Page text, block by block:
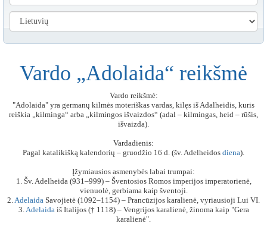
Vardo „Adolaida“ reikšmė
Vardo reikšmė:
"Adolaida" yra germanų kilmės moteriškas vardas, kilęs iš Adalheidis, kuris
reiškia „kilminga“ arba „kilmingos išvaizdos“ (adal – kilmingas, heid – rūšis,
išvaizda).
Vardadienis:
Pagal katalikišką kalendorių – gruodžio 16 d. (šv. Adelheidos diena).
Įžymiausios asmenybės labai trumpai:
1. Šv. Adelheida (931–999) – Šventosios Romos imperijos imperatorienė,
vienuolė, gerbiama kaip šventoji.
2.Adelaida Savojietė (1092–1154) – Prancūzijos karalienė, vyriausioji Lui VI.
3.Adelaidaiš Italijos († 1118) – Vengrijos karalienė, žinoma kaip "Gera
karalienė".